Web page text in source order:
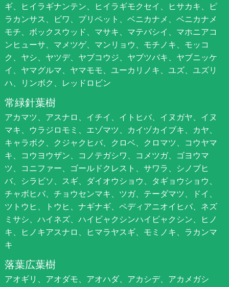
ギ、ヒイラギナンテン、ヒイラギモクセイ、ヒサカキ、ピ
ラカンサス、ビワ、プリペット、ベニカナメ、ベニカナメ
モチ、ボックスウッド、マサキ、マテバシイ、マホニアコ
ンヒューサ、マメツゲ、マンリョウ、モチノキ、モッコ
ク、ヤシ、ヤツデ、ヤブコウジ、ヤブツバキ、ヤブニッケ
イ、ヤマグルマ、ヤマモモ、ユーカリノキ、ユズ、ユズリ
ハ、リンボク、レッドロビン
常緑針葉樹
アカマツ、アスナロ、イチイ、イトヒバ、イヌガヤ、イヌ
マキ、ウラジロモミ、エゾマツ、カイヅカイブキ、カヤ、
キャラボク、クジャクヒバ、クロベ、クロマツ、コウヤマ
キ、コウヨウザン、コノテガシワ、コメツガ、ゴヨウマ
ツ、コニファー、ゴールドクレスト、サワラ、シノブヒ
バ、シラビソ、スギ、ダイオウショウ、タギョウショウ、
チャボヒバ、チョウセンマキ、ツガ、テーダマツ、ドイ、
ツトウヒ、トウヒ、ナギナギ、ペディアニオイヒバ、ネズ
ミサシ、ハイネズ、ハイビャクシンハイビャクシン、ヒノ
キ、ヒノキアスナロ、ヒマラヤスギ、モミノキ、ラカンマ
キ
落葉広葉樹
アオギリ、アオダモ、アオハダ、アカシデ、アカメガシ